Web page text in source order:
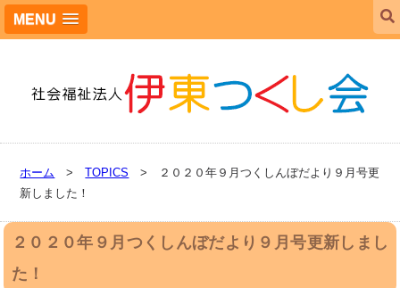
MENU
ホーム >TOPICS > ２０２０年９月つくしんぼだより９月号更
新しました！
２０２０年９月つくしんぼだより９月号更新しまし
た！